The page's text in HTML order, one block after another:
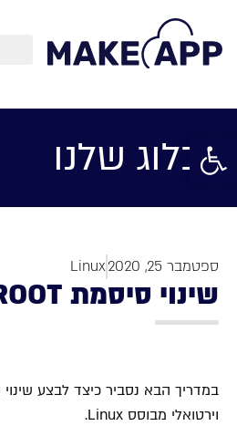
פתח סרגל נגישות
הבלוג שלנו
ספטמבר 25, 2020 Linux
שינוי סיסמת ROOT
וירטואלי מבוסס Linux.